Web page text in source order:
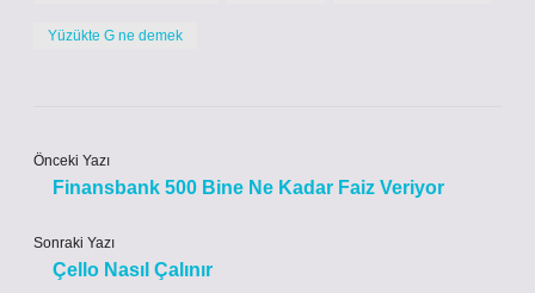
Yüzükte G ne demek
Önceki Yazı
Finansbank 500 Bine Ne Kadar Faiz Veriyor
Sonraki Yazı
Çello Nasıl Çalınır